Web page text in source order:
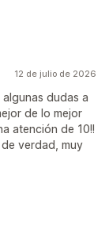
12 de julio de 2026
dudas a
de lo mejor
atención de 10!!
verdad, muy